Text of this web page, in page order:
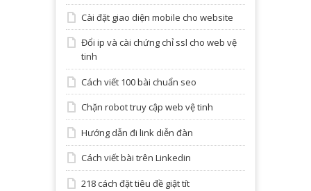
Cài đặt giao diện mobile cho website
Đổi ip và cài chứng chỉ ssl cho web vệ
tinh
Cách viết 100 bài chuẩn seo
Chặn robot truy cập web vệ tinh
Hướng dẫn đi link diễn đàn
Cách viết bài trên Linkedin
218 cách đặt tiêu đề giật tít